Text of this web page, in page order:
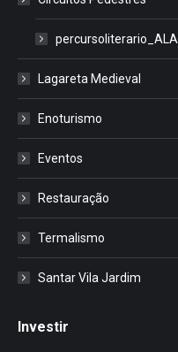
percursoliterario_ALA
Lagareta Medieval
Enoturismo
Eventos
Restauração
Termalismo
Santar Vila Jardim
Investir